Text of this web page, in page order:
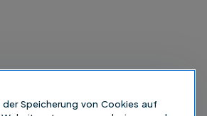
der Speicherung von Cookies auf